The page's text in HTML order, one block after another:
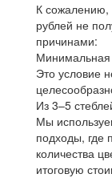
К сожалению,
рублей не
причинами:
Минимальная
Это условие
Из 3–5
Мы
подходы, где
количества
итоговую